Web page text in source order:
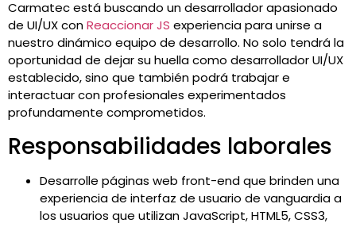
Carmatec está buscando un desarrollador apasionado
de UI/UX conReaccionar JS experiencia para unirse a
nuestro dinámico equipo de desarrollo. No solo tendrá la
oportunidad de dejar su huella como desarrollador UI/UX
establecido, sino que también podrá trabajar e
interactuar con profesionales experimentados
profundamente comprometidos.
Responsabilidades laborales
Desarrolle páginas web front-end que brinden una
experiencia de interfaz de usuario de vanguardia a
los usuarios que utilizan JavaScript, HTML5, CSS3,